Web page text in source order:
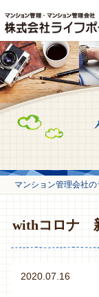
マンション管理会社
withコロナ
2020.07.16